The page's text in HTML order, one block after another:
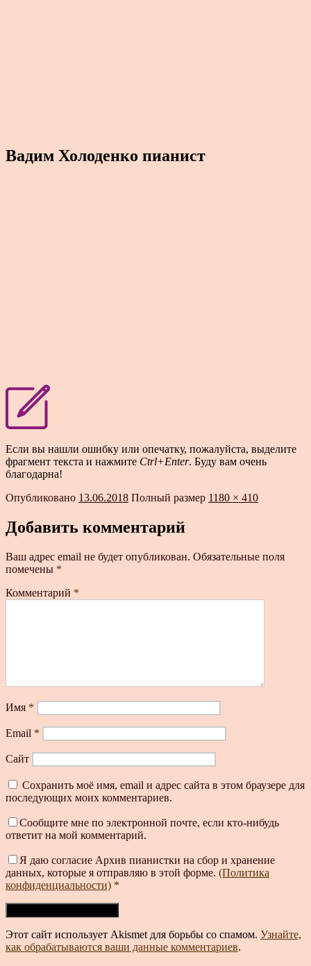
Вадим Холоденко пианист
Если вы нашли ошибку или опечатку, пожалуйста, выделите
фрагмент текста и нажмите Ctrl+Enter. Буду вам очень
благодарна!
Опубликовано 13.06.2018 Полный размер 1180 × 410
Добавить комментарий
Ваш адрес email не будет опубликован. Обязательные поля
помечены *
Комментарий *
Имя *
Email *
Сайт
Сохранить моё имя, email и адрес сайта в этом браузере для
последующих моих комментариев.
Сообщите мне по электронной почте, если кто-нибудь
ответит на мой комментарий.
Я даю согласие Архив пианистки на сбор и хранение
данных, которые я отправляю в этой форме. (Политика
конфиденциальности) *
Этот сайт использует Akismet для борьбы со спамом. Узнайте,
как обрабатываются ваши данные комментариев.